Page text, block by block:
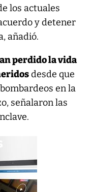
los actuales
y detener
añadió.
perdido la vida
desde que
en la
señalaron las